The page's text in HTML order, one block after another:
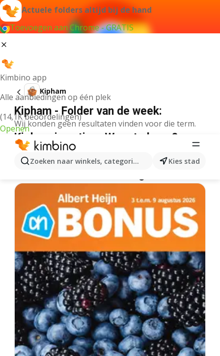
Actuele folders altijd bij de hand
Toevoegen aan Chrome - GRATIS
Kimbino app
Alle aanbiedingen op één plek
(14,1K beoordelingen)
Openen
Zoeken naar winkels, categorieën, producten...
Kies stad
Kipham
Kipham - Folder van de week:
Wij konden geen resultaten vinden voor die term.
Kipham in actie – Waar te koop?